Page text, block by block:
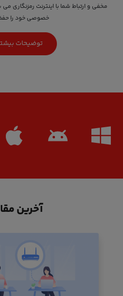
مخفی و ارتباط شما با اینترنت رمزنگاری
خصوصی خود را حفظ
توضیحات
آخرین